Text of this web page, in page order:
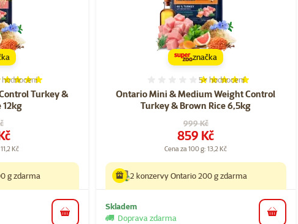
Turkey &
12kg
97%, počet hodnocení: 7
hodnocení
Kč
g zdarma
do košíku
Ontario Mini & Medium Weight Control
Turkey & Brown Rice 6,5kg
Hodnocení 96%, počet
5× hodnocení
Původní cena
999 Kč
Cena
859 Kč
Cena za 100 g: 13,2 Kč
značka
2 konzervy Ontario 200 g zdarma
Skladem
Doprava zdarma
do